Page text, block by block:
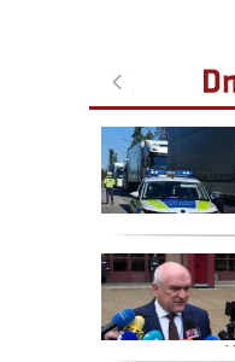
възложените от